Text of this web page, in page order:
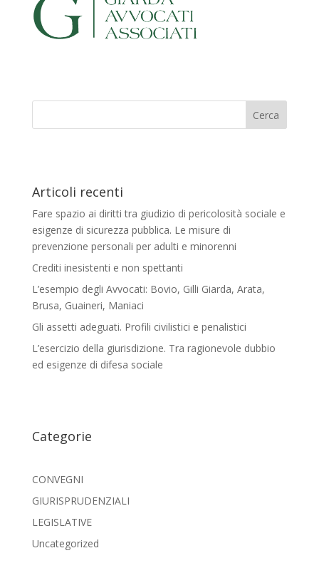
Articoli recenti
Fare spazio ai diritti tra giudizio di pericolosità sociale e
esigenze di sicurezza pubblica. Le misure di
prevenzione personali per adulti e minorenni
Crediti inesistenti e non spettanti
L’esempio degli Avvocati: Bovio, Gilli Giarda, Arata,
Brusa, Guaineri, Maniaci
Gli assetti adeguati. Profili civilistici e penalistici
L’esercizio della giurisdizione. Tra ragionevole dubbio
ed esigenze di difesa sociale
Categorie
CONVEGNI
GIURISPRUDENZIALI
LEGISLATIVE
Uncategorized